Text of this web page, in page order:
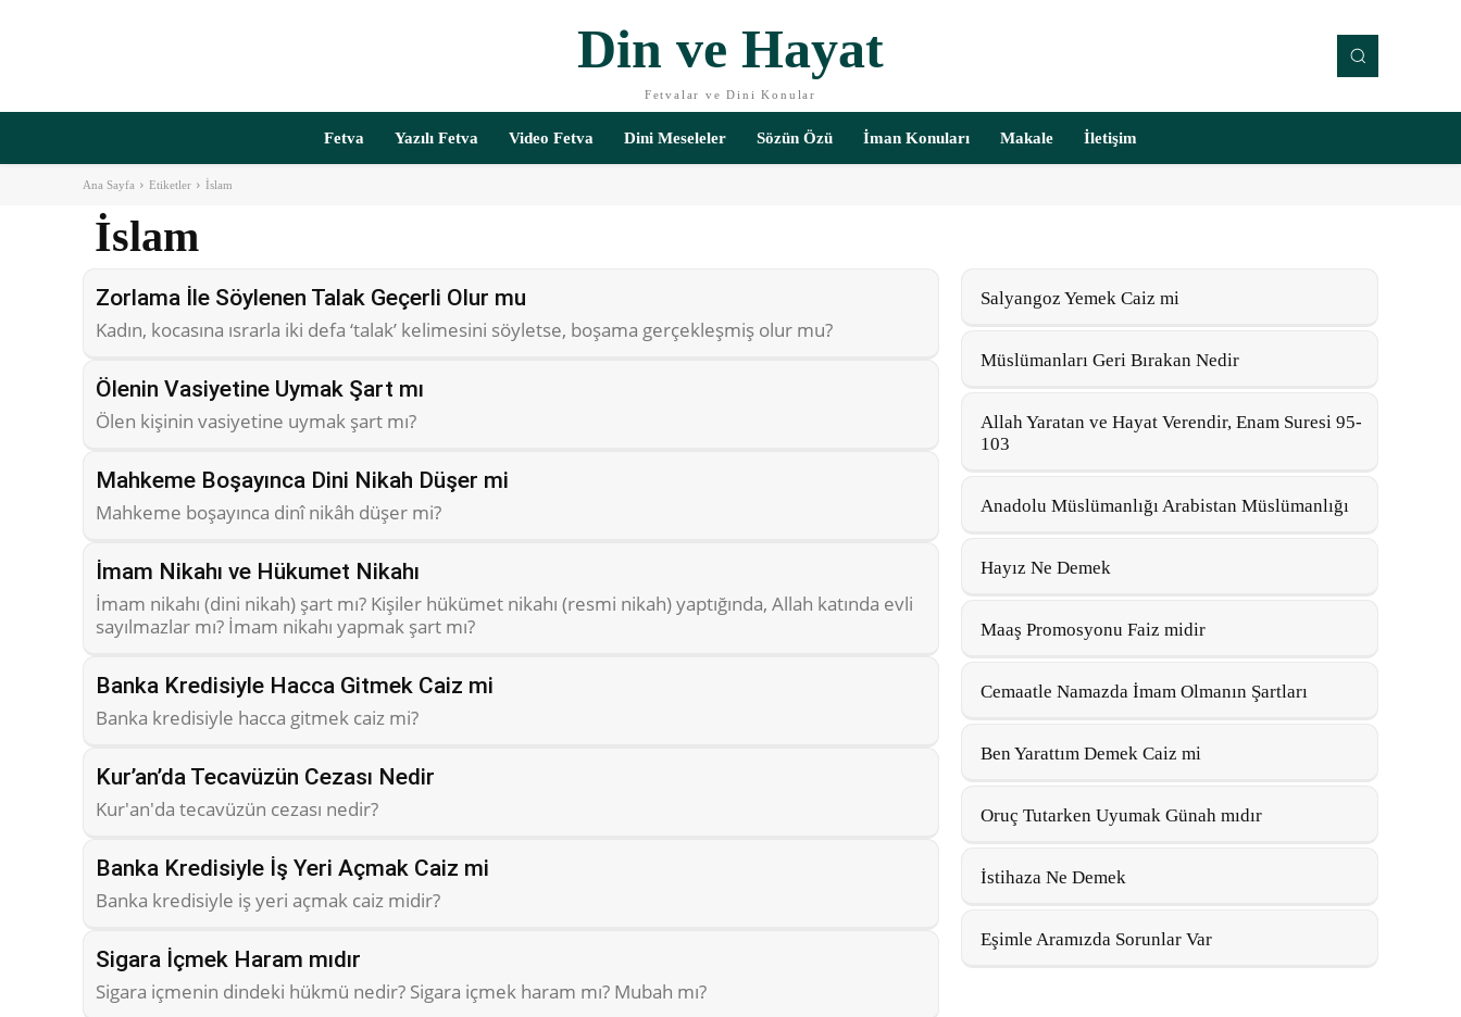
Din ve Hayat
Fetvalar ve Dini Konular
Fetva Yazılı Fetva Video Fetva Dini Meseleler Sözün Özü İman Konuları Makale İletişim
Ana Sayfa Etiketler İslam
İslam
Zorlama İle Söylenen Talak Geçerli Olur mu
Kadın, kocasına ısrarla iki defa ‘talak’ kelimesini söyletse, boşama gerçekleşmiş olur mu?
Ölenin Vasiyetine Uymak Şart mı
Ölen kişinin vasiyetine uymak şart mı?
Mahkeme Boşayınca Dini Nikah Düşer mi
Mahkeme boşayınca dinî nikâh düşer mi?
İmam Nikahı ve Hükumet Nikahı
İmam nikahı (dini nikah) şart mı? Kişiler hükümet nikahı (resmi nikah) yaptığında, Allah katında evli
sayılmazlar mı? İmam nikahı yapmak şart mı?
Banka Kredisiyle Hacca Gitmek Caiz mi
Banka kredisiyle hacca gitmek caiz mi?
Kur’an’da Tecavüzün Cezası Nedir
Kur'an'da tecavüzün cezası nedir?
Banka Kredisiyle İş Yeri Açmak Caiz mi
Banka kredisiyle iş yeri açmak caiz midir?
Sigara İçmek Haram mıdır
Sigara içmenin dindeki hükmü nedir? Sigara içmek haram mı? Mubah mı?
Salyangoz Yemek Caiz mi
Müslümanları Geri Bırakan Nedir
Allah Yaratan ve Hayat Verendir, Enam Suresi 95-
103
Anadolu Müslümanlığı Arabistan Müslümanlığı
Hayız Ne Demek
Maaş Promosyonu Faiz midir
Cemaatle Namazda İmam Olmanın Şartları
Ben Yarattım Demek Caiz mi
Oruç Tutarken Uyumak Günah mıdır
İstihaza Ne Demek
Eşimle Aramızda Sorunlar Var